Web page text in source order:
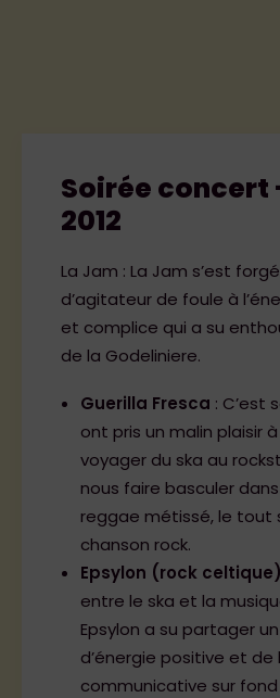
Espace Presse
Mentions légales et
confidentialité
29-30 mai 2026 – LES
LA PROG
BILLETTERIE
Soirée concert
2012
La Jam : La Jam s’est
d’agitateur de foule à
et complice qui a su
de la Godeliniere.
Guerilla Fresca : C’est
ont pris un malin plaisir
voyager du ska au
nous faire basculer dans
reggae métissé, le tout
chanson rock.
Epsylon (rock celtique)
entre le ska et la
Epsylon a su partager
d’énergie positive et
communicative sur